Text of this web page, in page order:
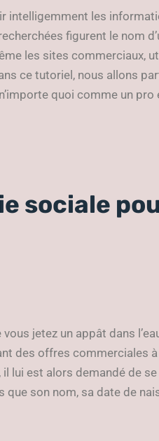
intelligemment les
figurent le nom
les sites commerciaux,
ce tutoriel, nous allons
quoi comme un pro
sociale
jetez un appât dans
des offres commerciales à
lui est alors demandé de
son nom, sa date de